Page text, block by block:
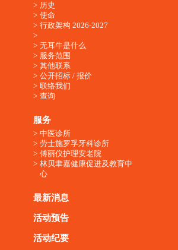
历史
使命
行政架构 2026-2027
无耳牛是什么
服务范围
其他联系
公开招标 / 报价
联络我们
查询
服务
中医诊所
劳士施罗孚牙科诊所
傅丽仪护理安老院
林贝聿嘉健康促进及教育中
心
最新消息
活动预告
活动纪要